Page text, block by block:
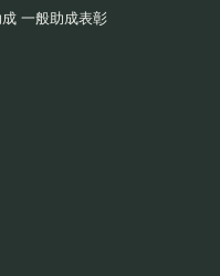
一般助成表彰